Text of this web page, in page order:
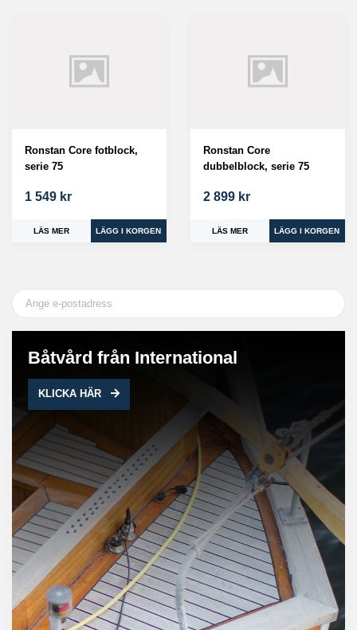
Båtvård från International
KLICKA HÄR
Ronstan Core fotblock,
serie 75
1 549 kr
LÄS MER
Ronstan Core
dubbelblock, serie 75
2 899 kr
LÄS MER